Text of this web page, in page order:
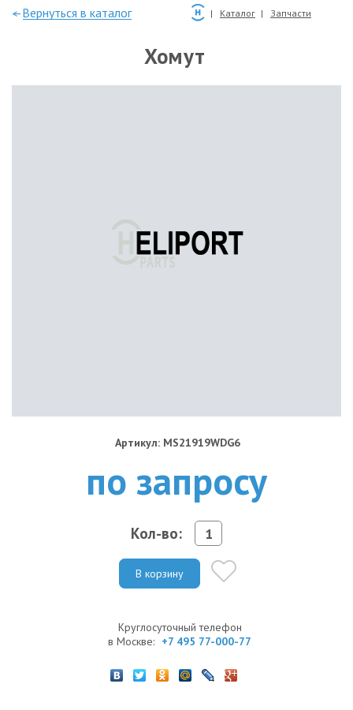
—Вернуться в каталог Каталог Запчасти
Хомут
Артикул: MS21919WDG6
по запросу
Кол-во:
В корзину
Круглосуточный телефон
в Москве: +7 495 77-000-77